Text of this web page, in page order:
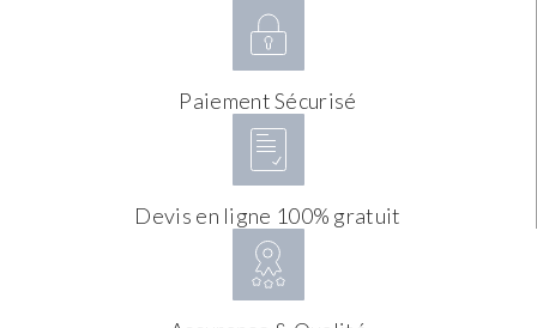
Paiement Sécurisé
Devis en ligne 100% gratuit